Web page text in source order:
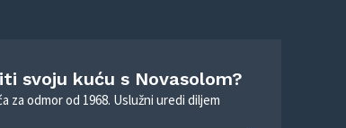
svoju kuću s Novasolom?
za odmor od 1968. Uslužni uredi diljem